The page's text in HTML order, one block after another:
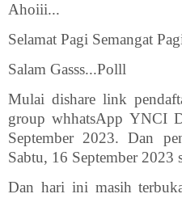
Ahoiii...
Selamat Pagi Semangat
Salam Gasss...Polll
Mulai dishare link
group whhatsApp YNCI
September 2023. Dan
Sabtu, 16 September 2023
Dan hari ini masih